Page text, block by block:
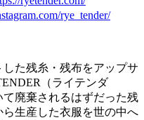
rye_tender/
た残糸・残布をアップサ
（ライテンダ
廃棄されるはずだった残
生産した衣服を世の中へ